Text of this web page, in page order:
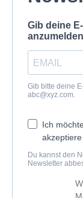
Gib deine
anzumelden
Gib bitte deine
abc@xyz.com.
Ich
Du kannst den
Newsletter